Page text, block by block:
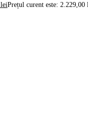
leiPrețul curent este: 2.229,00